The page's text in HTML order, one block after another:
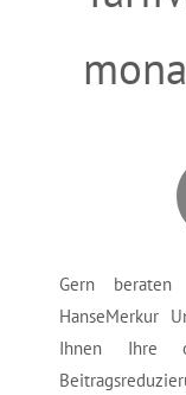
Gern
HanseMerkur
Ihnen Ihre